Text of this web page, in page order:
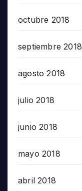
octubre 2018
septiembre 2018
agosto 2018
julio 2018
junio 2018
mayo 2018
abril 2018